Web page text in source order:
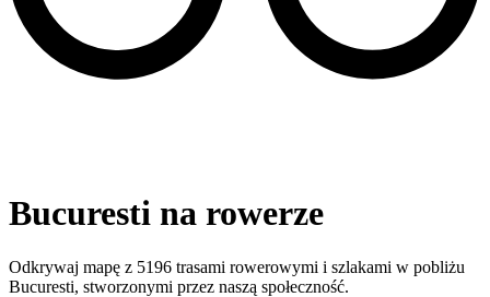
Bucuresti na rowerze
Odkrywaj mapę z 5196 trasami rowerowymi i szlakami w pobliżu
Bucuresti, stworzonymi przez naszą społeczność.